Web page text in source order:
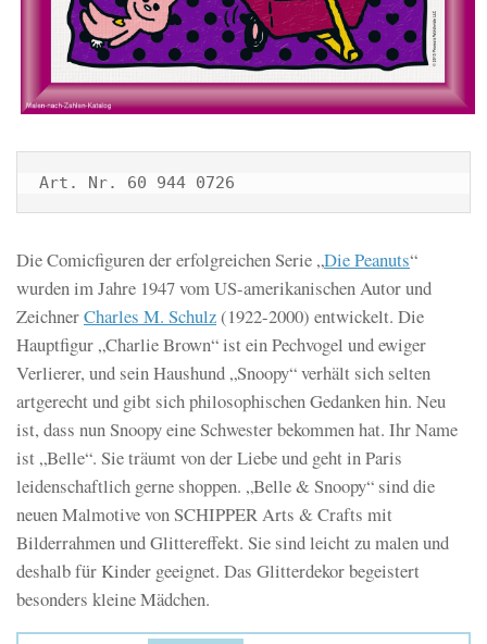
Art. Nr. 60 944 0726
Die Comicfiguren der erfolgreichen Serie „Die Peanuts“
wurden im Jahre 1947 vom US-amerikanischen Autor und
ZeichnerCharles M. Schulz(1922-2000) entwickelt. Die
Hauptfigur „Charlie Brown“ ist ein Pechvogel und ewiger
Verlierer, und sein Haushund „Snoopy“ verhält sich selten
artgerecht und gibt sich philosophischen Gedanken hin. Neu
ist, dass nun Snoopy eine Schwester bekommen hat. Ihr Name
ist „Belle“. Sie träumt von der Liebe und geht in Paris
leidenschaftlich gerne shoppen. „Belle & Snoopy“ sind die
neuen Malmotive von SCHIPPER Arts & Crafts mit
Bilderrahmen und Glittereffekt. Sie sind leicht zu malen und
deshalb für Kinder geeignet. Das Glitterdekor begeistert
besonders kleine Mädchen.